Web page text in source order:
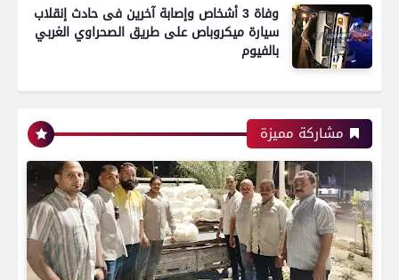
وفاة 3 أشخاص وإصابة آخرين فى حادث إنقلاب
سيارة ميكروباص على طريق الصحراوي الغربي
بالفيوم
مشاركة مميزة
اتحاد العاصمة الجزائرى بطلاً لكأس الكونفدرالية
الإفريقية للمرة الثانية في تاريخه
رياضة